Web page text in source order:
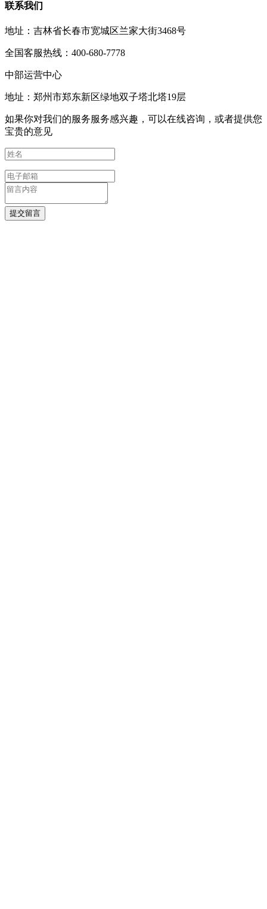
联系我们
地址：吉林省长春市宽城区兰家大街3468号
全国客服热线：400-680-7778
中部运营中心
地址：郑州市郑东新区绿地双子塔北塔19层
如果你对我们的服务服务感兴趣，可以在线咨询，或者提供您
宝贵的意见
提交留言